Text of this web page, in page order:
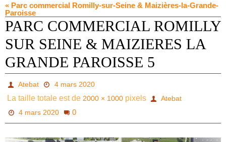
« Parc commercial Romilly-sur-Seine & Maizières-la-Grande-
Paroisse
PARC COMMERCIAL ROMILLY
SUR SEINE & MAIZIERES LA
GRANDE PAROISSE 5
Atebat 4 mars 2020
La taille totale est de 2000 × 1000 pixels
Atebat
4 mars 2020
0